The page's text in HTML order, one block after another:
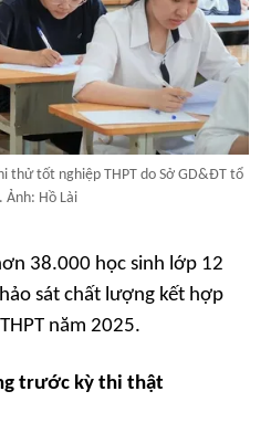
thử tốt nghiệp THPT do Sở GD&ĐT tổ
Ảnh: Hồ Lài
38.000 học sinh lớp 12
sát chất lượng kết hợp
năm 2025.
trước kỳ thi thật